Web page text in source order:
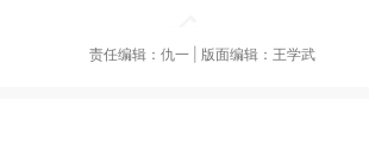
责任编辑：仇一 | 版面编辑：王学武